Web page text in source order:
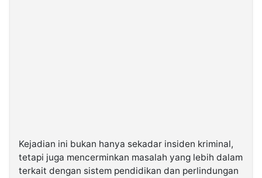
Kejadian ini bukan hanya sekadar insiden kriminal,
tetapi juga mencerminkan masalah yang lebih dalam
terkait dengan sistem pendidikan dan perlindungan